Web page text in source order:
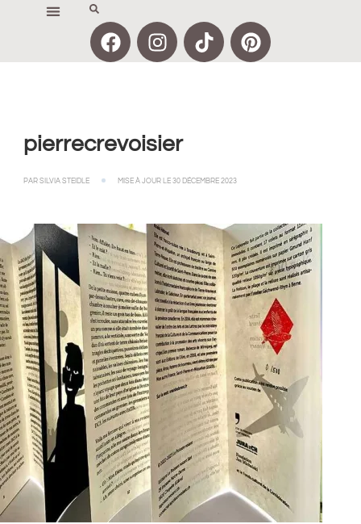
pierrecrevoisier
PAR SILVIA STEIDLE MISE À JOUR LE 30 DÉCEMBRE 2023